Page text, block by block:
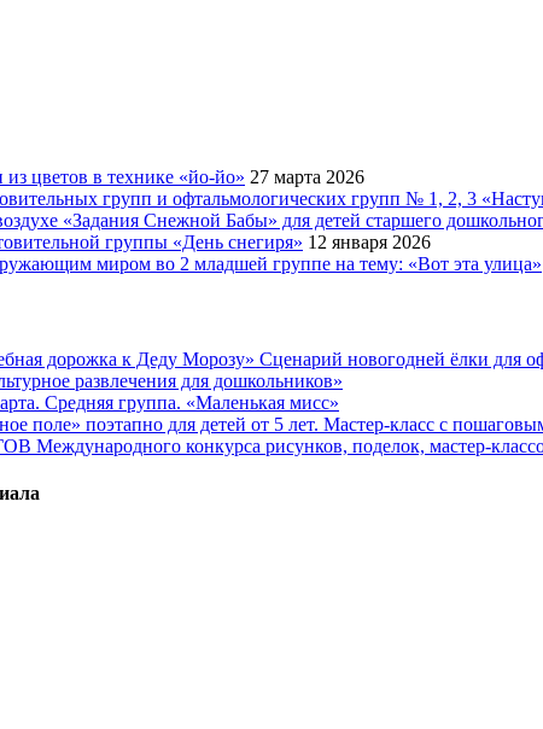
цветов в технике «йо-йо» 27 марта 2026
групп и офтальмологических групп № 1, 2, 3
«Задания Снежной Бабы» для детей старшего
группы «День снегиря» 12 января 2026
миром во 2 младшей группе на тему: «Вот эта улица»
дорожка к Деду Морозу» Сценарий новогодней ёлки для
развлечения для дошкольников»
Средняя группа. «Маленькая мисс»
поле» поэтапно для детей от 5 лет. Мастер-класс с
конкурса рисунков, поделок, мастер-